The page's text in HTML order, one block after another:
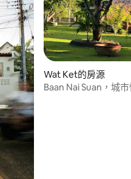
Wat Ket的房源
Baan Nai Suan，城